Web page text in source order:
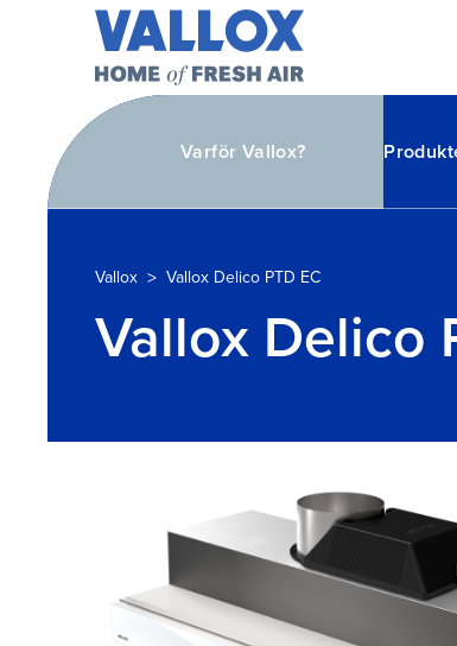
Varför Vallox?
Vallox > Vallox Delico PTD EC
Vallox Delico